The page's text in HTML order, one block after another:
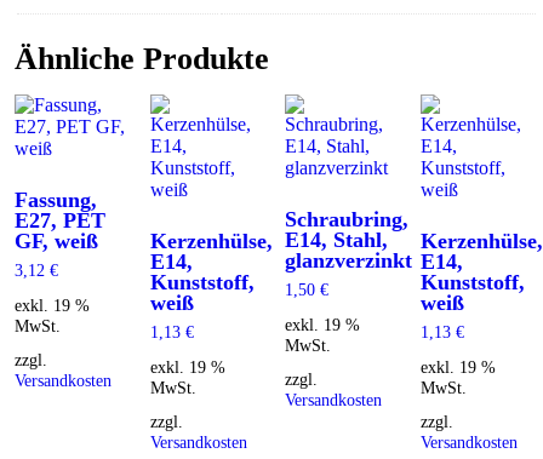
Ähnliche Produkte
Fassung,
E27, PET
GF, weiß
3,12 €
exkl. 19 %
MwSt.
zzgl.
Versandkosten
Kerzenhülse,
E14,
Kunststoff,
weiß
1,13 €
exkl. 19 %
MwSt.
zzgl.
Versandkosten
Schraubring,
E14, Stahl,
glanzverzinkt
1,50€
exkl. 19 %
MwSt.
zzgl.
Versandkosten
Kerzenhülse,
E14,
Kunststoff,
weiß
1,13 €
exkl. 19 %
MwSt.
zzgl.
Versandkosten